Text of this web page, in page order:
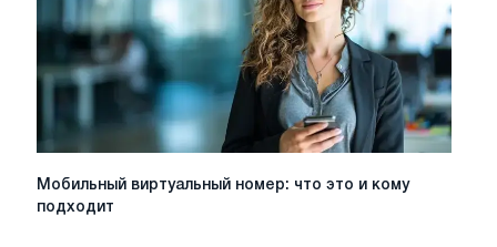
безопасности
бизнеса
Мобильный
Мобильный виртуальный номер: что это и кому
подходит